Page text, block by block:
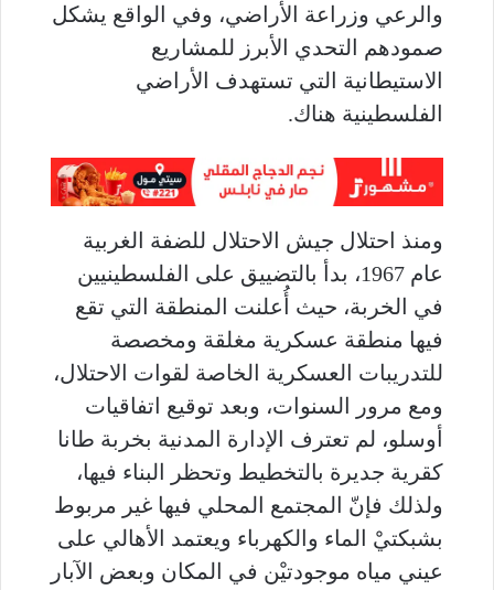
والرعي وزراعة الأراضي، وفي الواقع يشكل
صمودهم التحدي الأبرز للمشاريع
الاستيطانية التي تستهدف الأراضي
الفلسطينية هناك.
ومنذ احتلال جيش الاحتلال للضفة الغربية
عام 1967، بدأ بالتضييق على الفلسطينيين
في الخربة، حيث أُعلنت المنطقة التي تقع
فيها منطقة عسكرية مغلقة ومخصصة
للتدريبات العسكرية الخاصة لقوات الاحتلال،
ومع مرور السنوات، وبعد توقيع اتفاقيات
أوسلو، لم تعترف الإدارة المدنية بخربة طانا
كقرية جديرة بالتخطيط وتحظر البناء فيها،
ولذلك فإنّ المجتمع المحلي فيها غير مربوط
بشبكتيْ الماء والكهرباء ويعتمد الأهالي على
عيني مياه موجودتيْن في المكان وبعض الآبار